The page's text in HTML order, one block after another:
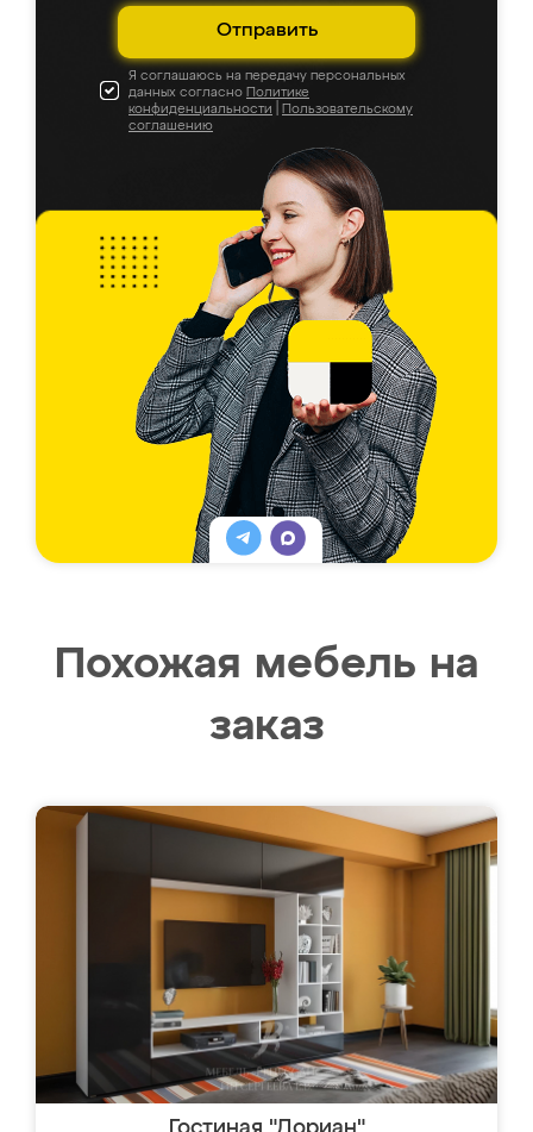
Отправить
Я соглашаюсь на передачу персональных
данных согласно Политике
конфиденциальности
Пользовательскому
соглашению
Похожая мебель на
заказ